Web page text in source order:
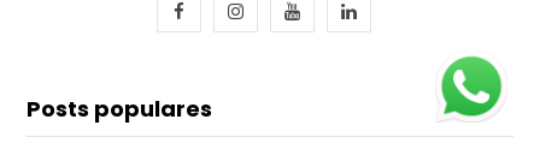
INICIAR CONVERSA
c
e
I
t
Y
T
L
k
Posts populares